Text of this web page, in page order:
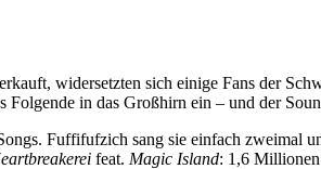
widersetzten sich einige Fans der
in das Großhirn ein – und der
Fuffifufzich sang sie einfach zweimal
feat. Magic Island: 1,6